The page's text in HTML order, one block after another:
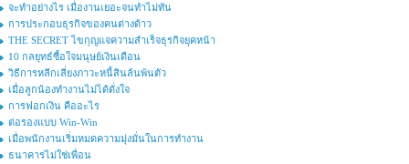
จะทำอย่างไร เมื่องานเยอะจนทำไม่ทัน
การประกอบธุรกิจของคนต่างด้าว
THE SECRET ไขกุญแจความสำเร็จธุรกิจยุคหน้า
10 กลยุทธ์ซื้อใจมนุษย์เงินเดือน
วิธีการหลีกเลี่ยงภาวะหนี้สินล้นพ้นตัว
เมื่อลูกน้องทำงานไม่ได้ดั่งใจ
การฟอกเงิน คืออะไร
ต่อรองแบบ Win-Win
เมื่อพนักงานเริ่มหมดความมุ่งมั่นในการทำงาน
ธนาคารไม่ใช่เพื่อน